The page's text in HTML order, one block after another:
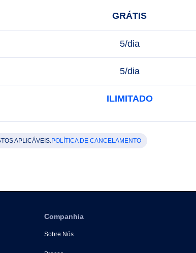
GRÁTIS
5/dia
5/dia
ILIMITADO
APLICÁVEIS.POLÍTICA DE CANCELAMENTO
Companhia
Sobre Nós